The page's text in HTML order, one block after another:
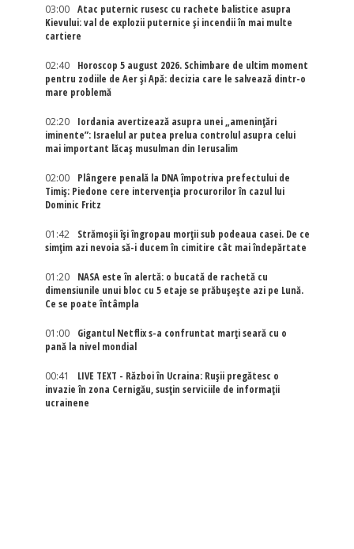
03:00
Atac puternic rusesc cu rachete balistice asupra
Kievului: val de explozii puternice și incendii în mai multe
cartiere
02:40
Horoscop 5 august 2026. Schimbare de ultim moment
pentru zodiile de Aer și Apă: decizia care le salvează dintr-o
mare problemă
02:20
Iordania avertizează asupra unei „amenințări
iminente”: Israelul ar putea prelua controlul asupra celui
mai important lăcaș musulman din Ierusalim
02:00
Plângere penală la DNA împotriva prefectului de
Timiș: Piedone cere intervenția procurorilor în cazul lui
Dominic Fritz
01:42
Strămoșii își îngropau morții sub podeaua casei. De ce
simțim azi nevoia să-i ducem în cimitire cât mai îndepărtate
01:20
NASA este în alertă: o bucată de rachetă cu
dimensiunile unui bloc cu 5 etaje se prăbușește azi pe Lună.
Ce se poate întâmpla
01:00
Gigantul Netflix s-a confruntat marţi seară cu o
pană la nivel mondial
00:41
LIVE TEXT - Război în Ucraina: Rușii pregătesc o
invazie în zona Cernigău, susțin serviciile de informații
ucrainene